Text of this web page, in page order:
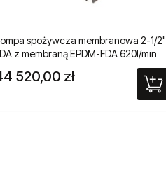
spożywcza membranowa 2-1/2"
z membraną EPDM-FDA 620l/min
520,00 zł